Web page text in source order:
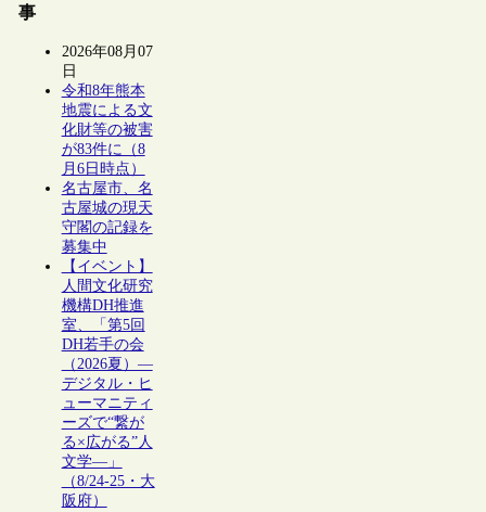
事
2026年08月07
日
令和8年熊本
地震による文
化財等の被害
が83件に（8
月6日時点）
名古屋市、名
古屋城の現天
守閣の記録を
募集中
【イベント】
人間文化研究
機構DH推進
室、「第5回
DH若手の会
（2026夏）―
デジタル・ヒ
ューマニティ
ーズで“繋が
る×広がる”人
文学―」
（8/24-25・大
阪府）